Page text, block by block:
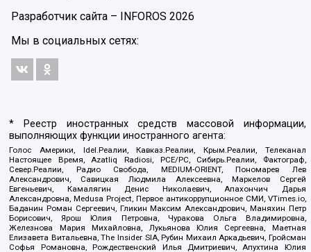
Разработчик сайта – INFOROS 2026
Мы в социальных сетях:
* Реестр иностранных средств массовой информации,
выполняющих функции иностранного агента:
Голос Америки, Idel.Реалии, Кавказ.Реалии, Крым.Реалии, Телеканал
Настоящее Время, Azatliq Radiosi, PCE/PC, Сибирь.Реалии, Фактограф,
Север.Реалии, Радио Свобода, MEDIUM-ORIENT, Пономарев Лев
Александрович, Савицкая Людмила Алексеевна, Маркелов Сергей
Евгеньевич, Камалягин Денис Николаевич, Апахончич Дарья
Александровна, Medusa Project, Первое антикоррупционное СМИ, VTimes.io,
Баданин Роман Сергеевич, Гликин Максим Александрович, Маняхин Петр
Борисович, Ярош Юлия Петровна, Чуракова Ольга Владимировна,
Железнова Мария Михайловна, Лукьянова Юлия Сергеевна, Маетная
Елизавета Витальевна, The Insider SIA, Рубин Михаил Аркадьевич, Гройсман
Софья Романовна, Рождественский Илья Дмитриевич, Апухтина Юлия